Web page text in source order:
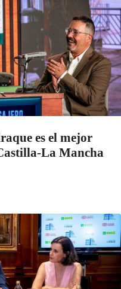
es el mejor
La Mancha